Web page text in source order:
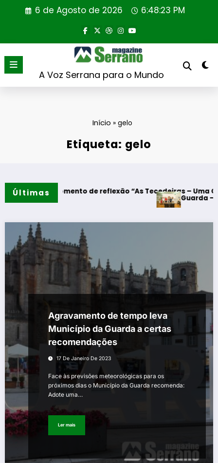
6 de Agosto de 2026 6:48:23 PM
A Voz Serrana para o Mundo
Início » gelo
Etiqueta: gelo
Últimas
Momento de reflexão “As Tecedeiras – Uma Questão de
Guarda –
Agravamento de tempo leva
Município da Guarda a certas
recomendações
17 De Janeiro De 2023
Face às previsões meteorológicas para os
próximos dias o Município da Guarda recomenda:
Adote uma…
Ler mais